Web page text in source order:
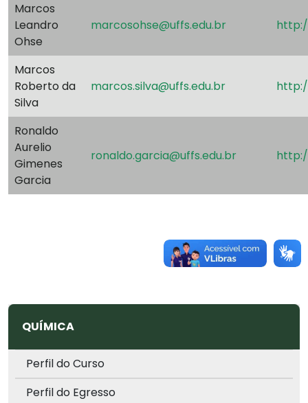
Marcos
Leandro
Ohse
marcosohse@uffs.edu.br
Marcos
Roberto da
Silva
marcos.silva@uffs.edu.br
Ronaldo
Aurelio
Gimenes
Garcia
ronaldo.garcia@uffs.edu.br
QUÍMICA
Perfil do Curso
Perfil do Egresso